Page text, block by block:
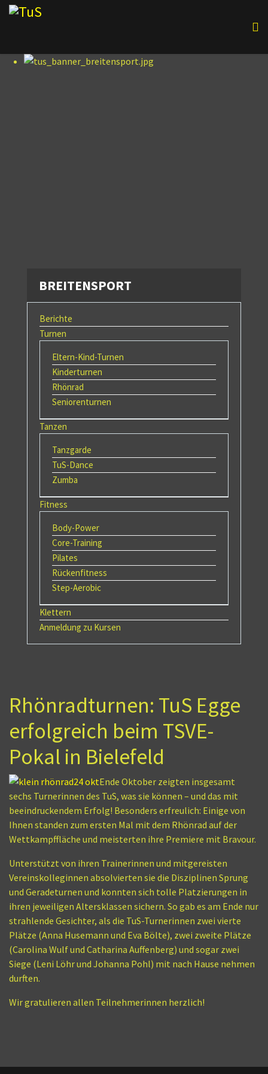
BREITENSPORT
Berichte
Turnen
Eltern-Kind-Turnen
Kinderturnen
Rhönrad
Seniorenturnen
Tanzen
Tanzgarde
TuS-Dance
Zumba
Fitness
Body-Power
Core-Training
Pilates
Rückenfitness
Step-Aerobic
Klettern
Anmeldung zu Kursen
Rhönradturnen: TuS Egge
erfolgreich beim TSVE-
Pokal in Bielefeld
Ende Oktober zeigten insgesamt
sechs Turnerinnen des TuS, was sie können – und das mit
beeindruckendem Erfolg! Besonders erfreulich: Einige von
Ihnen standen zum ersten Mal mit dem Rhönrad auf der
Wettkampffläche und meisterten ihre Premiere mit Bravour.
Unterstützt von ihren Trainerinnen und mitgereisten
Vereinskolleginnen absolvierten sie die Disziplinen Sprung
und Geradeturnen und konnten sich tolle Platzierungen in
ihren jeweiligen Altersklassen sichern. So gab es am Ende nur
strahlende Gesichter, als die TuS-Turnerinnen zwei vierte
Plätze (Anna Husemann und Eva Bölte), zwei zweite Plätze
(Carolina Wulf und Catharina Auffenberg) und sogar zwei
Siege (Leni Löhr und Johanna Pohl) mit nach Hause nehmen
durften.
Wir gratulieren allen Teilnehmerinnen herzlich!